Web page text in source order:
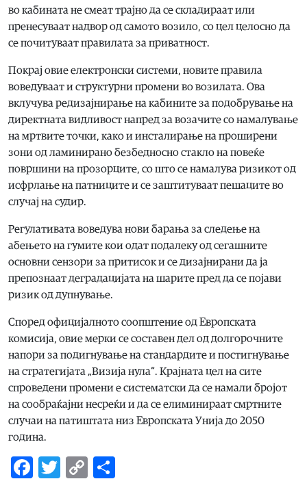
во кабината не смеат трајно да се складираат или
пренесуваат надвор од самото возило, со цел целосно да
се почитуваат правилата за приватност.
Покрај овие електронски системи, новите правила
воведуваат и структурни промени во возилата. Ова
вклучува редизајнирање на кабините за подобрување на
директната видливост напред за возачите со намалување
на мртвите точки, како и инсталирање на проширени
зони од ламинирано безбедносно стакло на повеќе
површини на прозорците, со што се намалува ризикот од
исфрлање на патниците и се заштитуваат пешаците во
случај на судир.
Регулативата воведува нови барања за следење на
абењето на гумите кои одат подалеку од сегашните
основни сензори за притисок и се дизајнирани да ја
препознаат деградацијата на шарите пред да се појави
ризик од дупнување.
Според официјалното соопштение од Европската
комисија, овие мерки се составен дел од долгорочните
напори за подигнување на стандардите и постигнување
на стратегијата „Визија нула“. Крајната цел на сите
спроведени промени е систематски да се намали бројот
на сообраќајни несреќи и да се елиминираат смртните
случаи на патиштата низ Европската Унија до 2050
година.
Facebook
Twitter
Copy